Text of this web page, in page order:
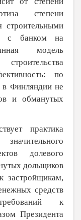
степени
строительными
с банком на
модель
по
в Финляндии не
и обманутых
практика
долевого
дольщиков
застройщикам,
средств
к
Президента